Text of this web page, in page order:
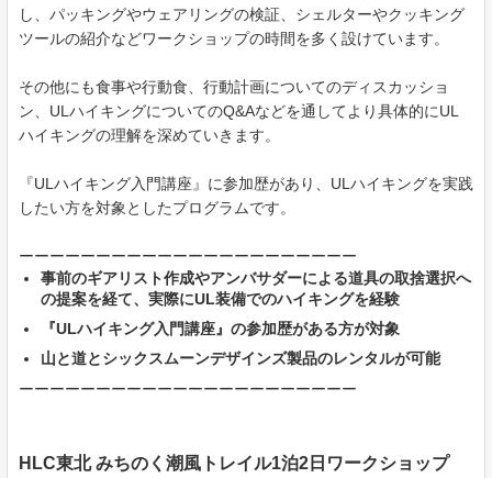
し、パッキングやウェアリングの検証、シェルターやクッキング
ツールの紹介などワークショップの時間を多く設けています。
その他にも食事や行動食、行動計画についてのディスカッショ
ン、ULハイキングについてのQ&Aなどを通してより具体的にUL
ハイキングの理解を深めていきます。
『ULハイキング入門講座』に参加歴があり、ULハイキングを実践
したい方を対象としたプログラムです。
ーーーーーーーーーーーーーーーーーーーーーー
事前のギアリスト作成やアンバサダーによる道具の取捨選択へ
の提案を経て、実際にUL装備でのハイキングを経験
『ULハイキング入門講座』の参加歴がある方が対象
山と道とシックスムーンデザインズ製品のレンタルが可能
ーーーーーーーーーーーーーーーーーーーーーー
HLC東北 みちのく潮風トレイル1泊2日ワークショップ